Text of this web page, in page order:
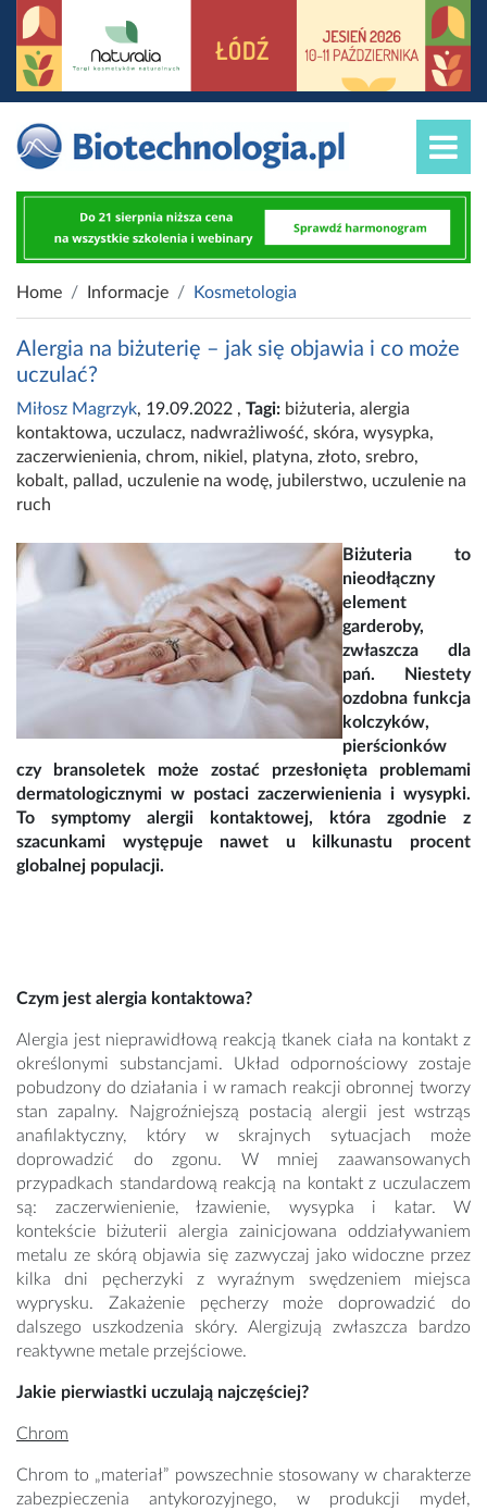
Home Informacje Kosmetologia
Alergia na biżuterię – jak się objawia i co może
uczulać?
Miłosz Magrzyk, 19.09.2022 , Tagi: biżuteria, alergia
kontaktowa, uczulacz, nadwrażliwość, skóra, wysypka,
zaczerwienienia, chrom, nikiel , platyna, złoto, srebro,
kobalt, pallad, uczulenie na wodę, jubilerstwo, uczulenie na
ruch
Biżuteria to
nieodłączny
element
garderoby,
zwłaszcza dla
pań. Niestety
ozdobna funkcja
kolczyków,
pierścionków
czy bransoletek może zostać przesłonięta problemami
dermatologicznymi w postaci zaczerwienienia i wysypki.
To symptomy alergii kontaktowej, która zgodnie z
szacunkami występuje nawet u kilkunastu procent
globalnej populacji.
Czym jest alergia kontaktowa?
Alergia jest nieprawidłową reakcją tkanek ciała na kontakt z
określonymi substancjami. Układ odpornościowy zostaje
pobudzony do działania i w ramach reakcji obronnej tworzy
stan zapalny. Najgroźniejszą postacią alergii jest wstrząs
anafilaktyczny, który w skrajnych sytuacjach może
doprowadzić do zgonu. W mniej zaawansowanych
przypadkach standardową reakcją na kontakt z uczulaczem
są: zaczerwienienie, łzawienie, wysypka i katar. W
kontekście biżuterii alergia zainicjowana oddziaływaniem
metalu ze skórą objawia się zazwyczaj jako widoczne przez
kilka dni pęcherzyki z wyraźnym swędzeniem miejsca
wyprysku. Zakażenie pęcherzy może doprowadzić do
dalszego uszkodzenia skóry. Alergizują zwłaszcza bardzo
reaktywne metale przejściowe.
Jakie pierwiastki uczulają najczęściej?
Chrom
Chrom to „materiał” powszechnie stosowany w charakterze
zabezpieczenia antykorozyjnego, w produkcji mydeł,